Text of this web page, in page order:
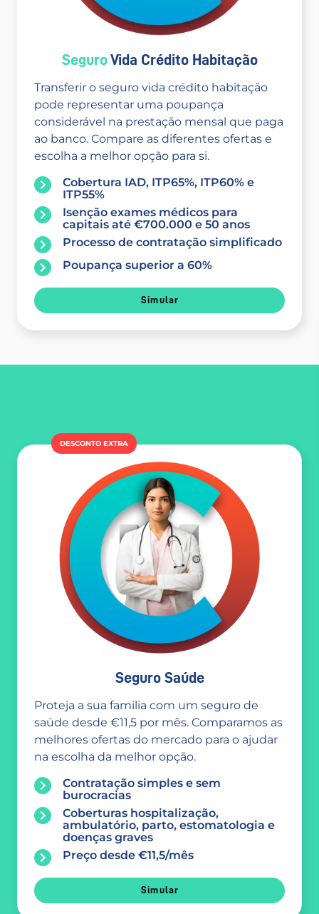
SeguroVida Crédito Habitação
Transferir o seguro vida crédito habitação
pode representar uma poupança
considerável na prestação mensal que paga
ao banco. Compare as diferentes ofertas e
escolha a melhor opção para si.
Cobertura IAD, ITP65%, ITP60% e
ITP55%
Isenção exames médicos para
capitais até €700.000 e 50 anos
Processo de contratação simplificado
Poupança superior a 60%
Simular
DESCONTO EXTRA
Seguro Saúde
Proteja a sua familia com um seguro de
saúde desde €11,5 por mês. Comparamos as
melhores ofertas do mercado para o ajudar
na escolha da melhor opção.
Contratação simples e sem
burocracias
Coberturas hospitalização,
ambulatório, parto, estomatologia e
doenças graves
Preço desde €11,5/mês
Simular